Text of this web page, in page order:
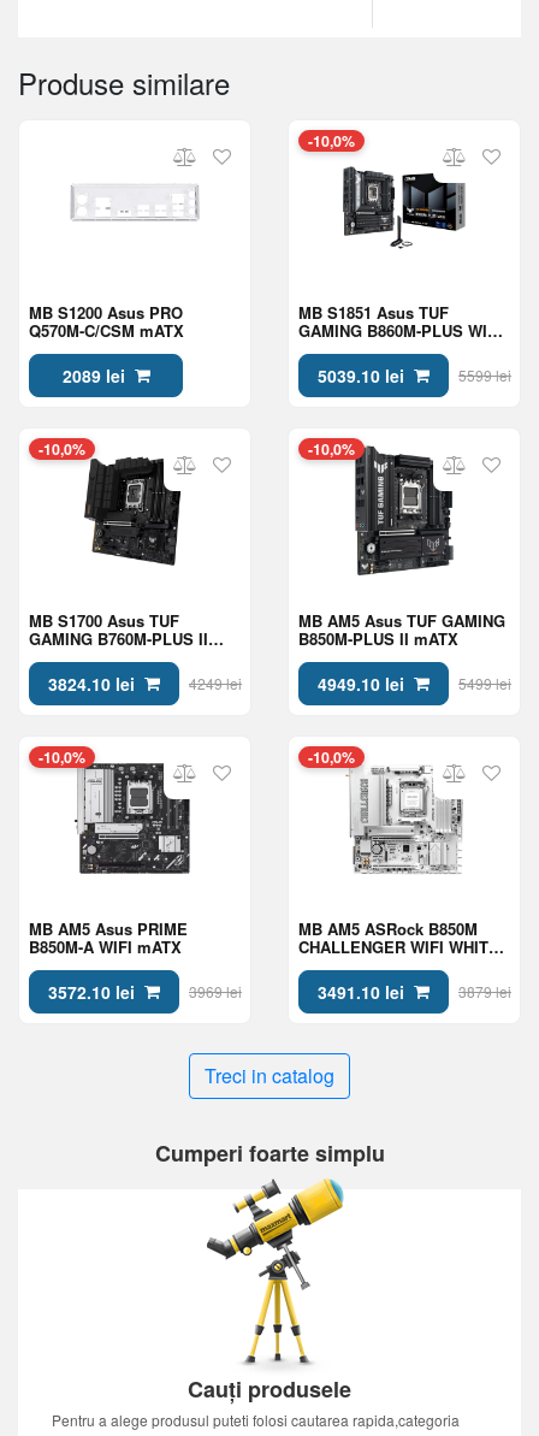
Produse similare
MB S1200 Asus PRO
Q570M-C/CSM mATX
2089 lei
-10,0%
MB S1851 Asus TUF
GAMING B860M-PLUS WIFI
mATX
5039.10 lei 5599 lei
-10,0%
MB S1700 Asus TUF
GAMING B760M-PLUS II
mATX
3824.10 lei 4249 lei
-10,0%
MB AM5 Asus TUF GAMING
B850M-PLUS II mATX
4949.10 lei 5499 lei
-10,0%
MB AM5 Asus PRIME
B850M-A WIFI mATX
3572.10 lei 3969 lei
-10,0%
MB AM5 ASRock B850M
CHALLENGER WIFI WHITE
mATX
3491.10 lei 3879 lei
Treci in catalog
Cumperi foarte simplu
Cauți produsele
Pentru a alege produsul puteti folosi cautarea rapida,categoria